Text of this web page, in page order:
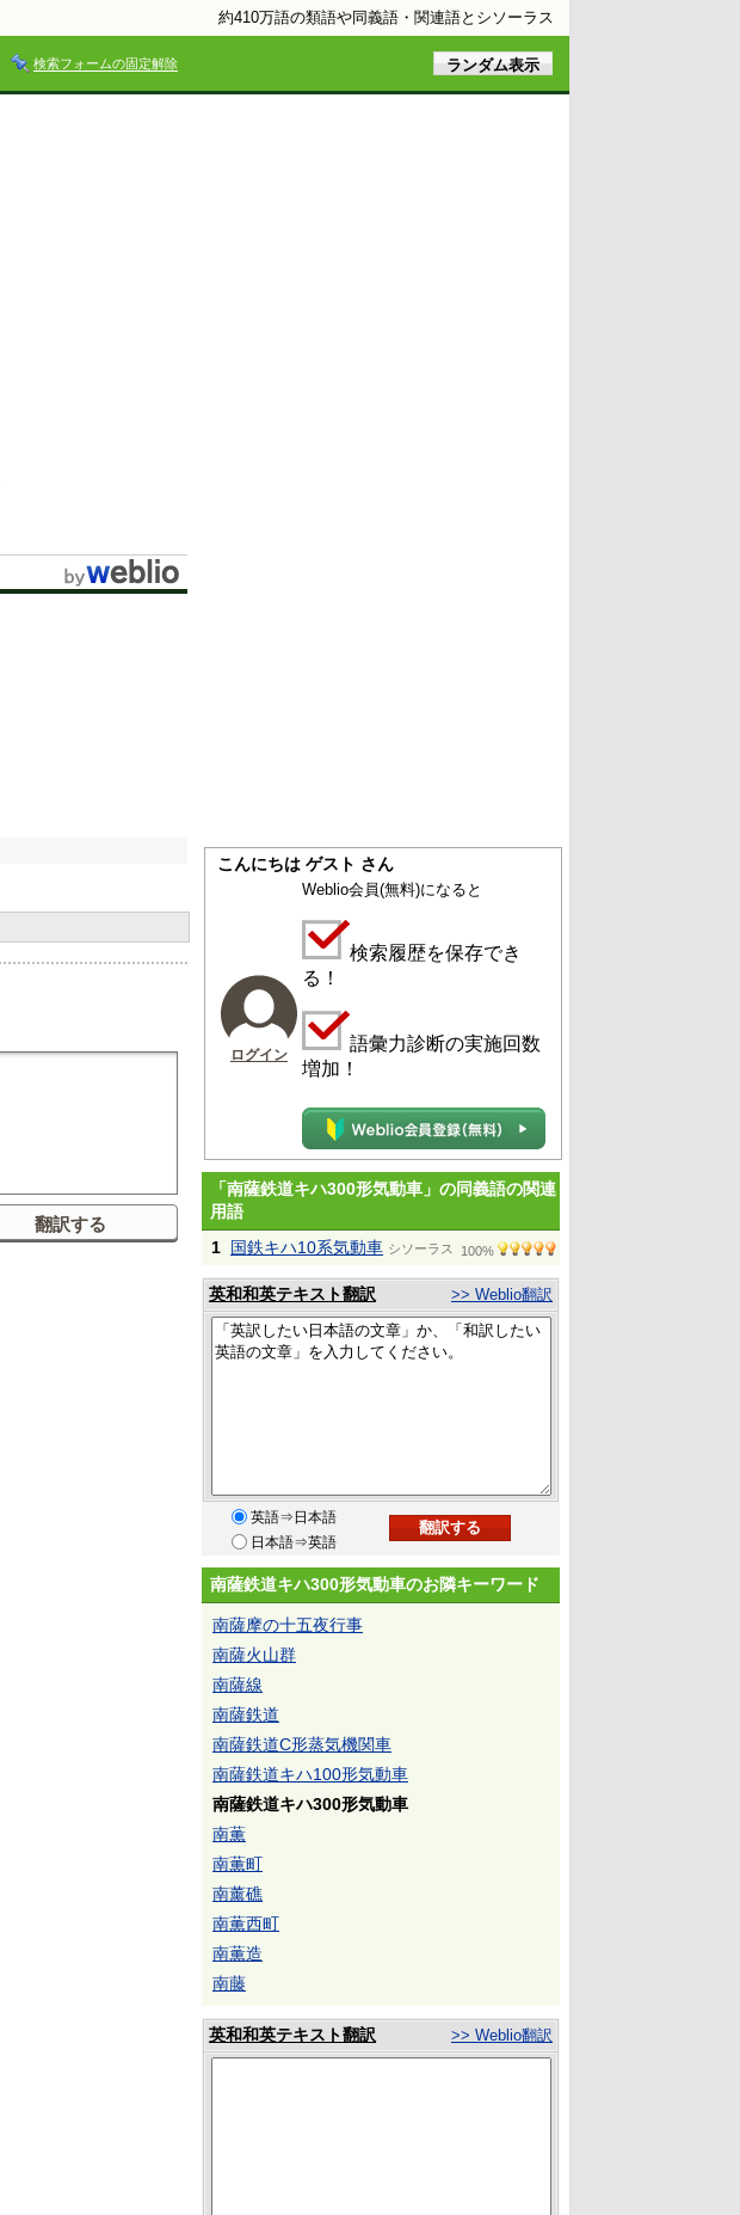
約410万語の類語や同義語・関連語とシソーラス
検索フォームの固定解除
こんにちは ゲスト さん
ログイン
Weblio会員(無料)になると
検索履歴を保存でき
る！
語彙力診断の実施回数
増加！
「南薩鉄道キハ300形気動車」の同義語の関連
用語
1 国鉄キハ10系気動車 シソーラス 100%
英和和英テキスト翻訳 >> Weblio翻訳
英語⇒日本語
日本語⇒英語
南薩鉄道キハ300形気動車のお隣キーワード
南薩摩の十五夜行事
南薩火山群
南薩線
南薩鉄道
南薩鉄道C形蒸気機関車
南薩鉄道キハ100形気動車
南薩鉄道キハ300形気動車
南薫
南薫町
南薰礁
南薫西町
南薫造
南藤
英和和英テキスト翻訳 >> Weblio翻訳